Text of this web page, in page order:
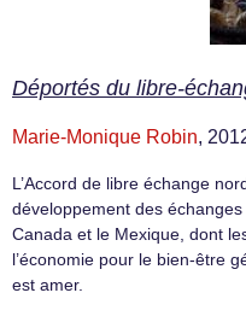
Déportés du libre-
Marie-Monique Robin,
L’Accord de libre échange
développement des
Canada et le Mexique, dont
l’économie pour le bien-être
est amer.